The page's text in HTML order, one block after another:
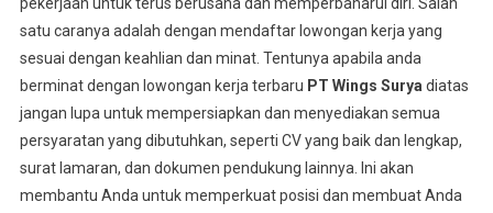
satu caranya adalah dengan mendaftar lowongan kerja yang
sesuai dengan keahlian dan minat. Tentunya apabila anda
berminat dengan lowongan kerja terbaru PT Wings Surya diatas
jangan lupa untuk mempersiapkan dan menyediakan semua
persyaratan yang dibutuhkan, seperti CV yang baik dan lengkap,
surat lamaran, dan dokumen pendukung lainnya. Ini akan
membantu Anda untuk memperkuat posisi dan membuat Anda